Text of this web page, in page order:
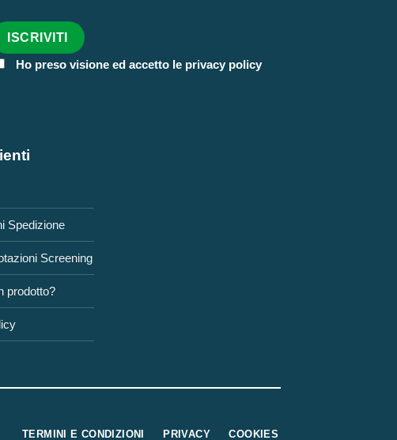
Ho preso visione ed accetto le privacy policy
Spedizione
Screening
prodotto?
TERMINI E CONDIZIONI PRIVACY COOKIES